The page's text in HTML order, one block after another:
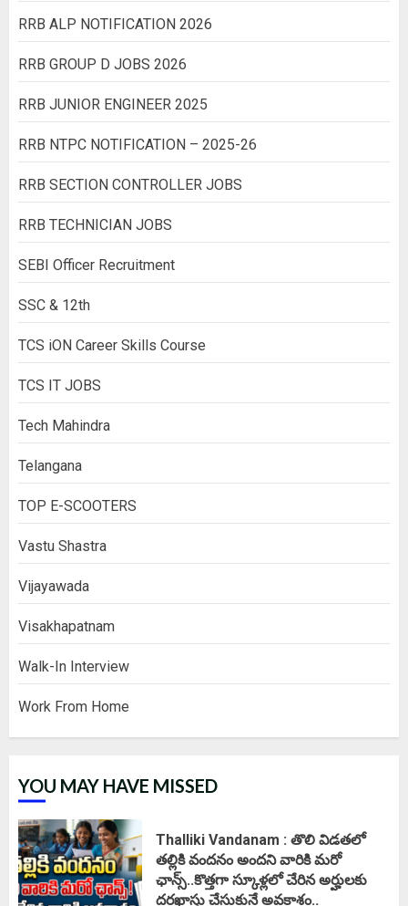
RRB ALP NOTIFICATION 2026
RRB GROUP D JOBS 2026
RRB JUNIOR ENGINEER 2025
RRB NTPC NOTIFICATION – 2025-26
RRB SECTION CONTROLLER JOBS
RRB TECHNICIAN JOBS
SEBI Officer Recruitment
SSC & 12th
TCS iON Career Skills Course
TCS IT JOBS
Tech Mahindra
Telangana
TOP E-SCOOTERS
Vastu Shastra
Vijayawada
Visakhapatnam
Walk-In Interview
Work From Home
YOU MAY HAVE MISSED
Thalliki Vandanam : తొలి విడతలో
తల్లికి వందనం అందని వారికి మరో
ఛాన్స్..కొత్తగా స్కూళ్లలో చేరిన అర్హులకు
దరఖాస్తు చేసుకునే అవకాశం..